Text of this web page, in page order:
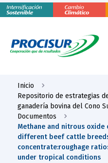
Inicio
Repositorio de estrategias
ganadería bovina del Cono
Documentos
Methane and nitrous
different beef cattle
concentrate:roughage
under tropical conditions